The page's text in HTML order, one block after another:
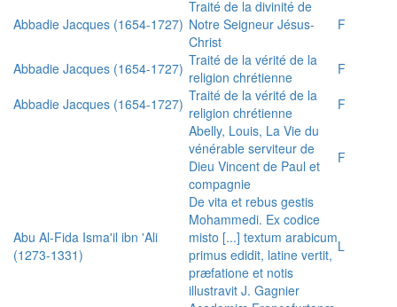
Abbadie Jacques (1654-1727)
Traité de la divinité de
Notre Seigneur Jésus-
Christ
F
Abbadie Jacques (1654-1727) Traité de la vérité de la
religion chrétienne
F
Abbadie Jacques (1654-1727) Traité de la vérité de la
religion chrétienne
F
Abelly, Louis, La Vie du
vénérable serviteur de
Dieu Vincent de Paul et
compagnie
F
Abu Al-Fida Isma'il ibn 'Ali
(1273-1331)
De vita et rebus gestis
Mohammedi. Ex codice
misto [...] textum arabicum
primus edidit, latine vertit,
præfatione et notis
illustravit J. Gagnier
L